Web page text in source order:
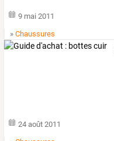
9 mai 2011
»Chaussures
24 août 2011